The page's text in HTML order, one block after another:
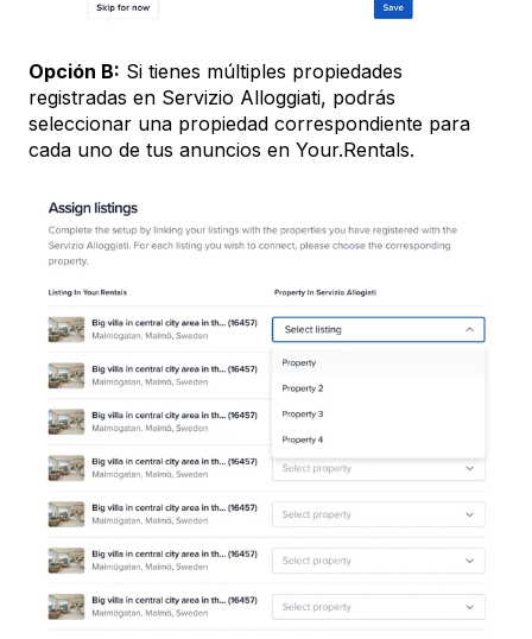
Opción B: Si tienes múltiples propiedades
registradas en Servizio Alloggiati, podrás
seleccionar una propiedad correspondiente para
cada uno de tus anuncios en Your.Rentals.